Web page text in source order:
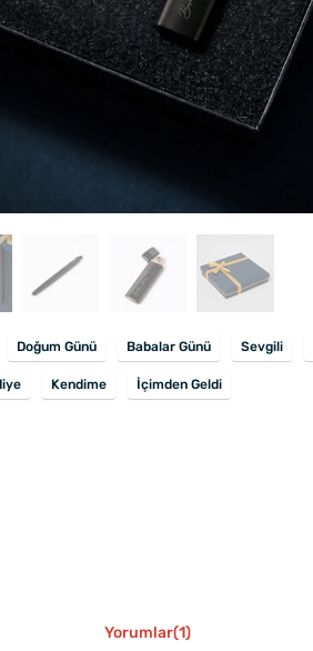
Doğum Günü Babalar Günü Sevgili
Kendime İçimden Geldi
Yorumlar(1)